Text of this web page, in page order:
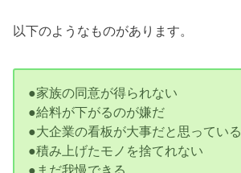
以下のようなものがあります。
●家族の同意が得られない
●給料が下がるのが嫌だ
●大企業の看板が大事だと思っている
●積み上げたモノを捨てれない
●まだ我慢できる